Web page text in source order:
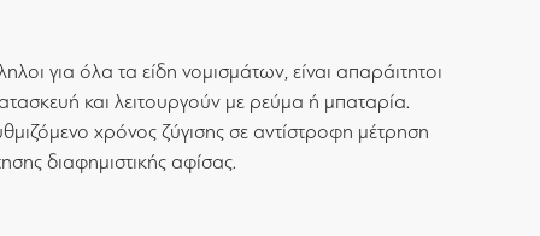
για όλα τα είδη νομισμάτων, είναι απαράιτητοι
και λειτουργούν με ρεύμα ή μπαταρία.
χρόνος ζύγισης σε αντίστροφη μέτρηση
διαφημιστικής αφίσας.